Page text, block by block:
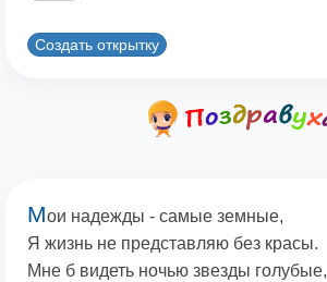
Создать открытку
Мои надежды - самые земные,
Я жизнь не представляю без красы.
Мне б видеть ночью звезды голубые,